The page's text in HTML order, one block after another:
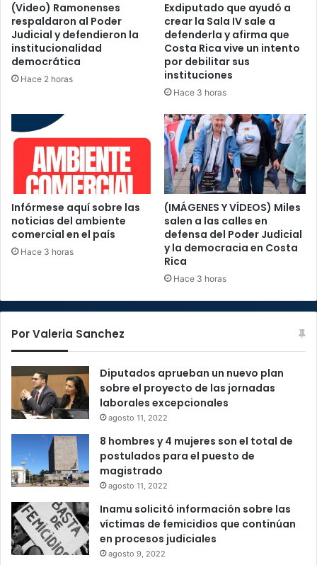
(Video) Ramonenses
respaldaron al Poder
Judicial y defendieron la
institucionalidad
democrática
Hace 2 horas
Exdiputado que ayudó a
crear la Sala IV sale a
defenderla y afirma que
Costa Rica vive un intento
por debilitar sus
instituciones
Hace 3 horas
Infórmese aquí sobre las
noticias del ambiente
comercial en el país
Hace 3 horas
(IMÁGENES Y VÍDEOS) Miles
salen a las calles en
defensa del Poder Judicial
y la democracia en Costa
Rica
Hace 3 horas
Por Valeria Sanchez
Diputados aprueban un nuevo plan
sobre el proyecto de las jornadas
laborales excepcionales
agosto 11, 2022
8 hombres y 4 mujeres son el total de
postulados para el puesto de
magistrado
agosto 11, 2022
Inamu solicitó información sobre las
víctimas de femicidios que continúan
en procesos judiciales
agosto 9, 2022